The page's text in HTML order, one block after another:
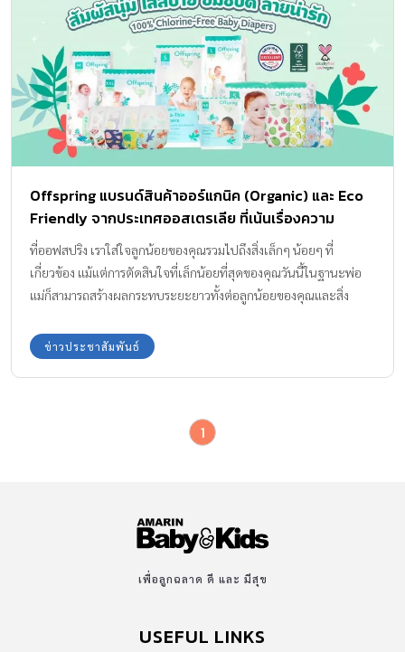
บริโภคหลายชนิดเป็นอันตรายกับสุขภาพ ยิ่งเป็นเด็กเล็กก็ยิ่งมีผลกระ
ทบรุนแรง จึงมีหลายครอบครัวในยุคนี้ที่มีแนวความคิดในการเลือกใช้
ผลิตภัณฑ์ที่ได้การรับรองว่าเป็นมิตรกับสิ่งแวดล้อม หรือ ที่เรียกว่า Eco-
friendly products อย่างไรก็ตาม พ่อแม่หลายคนอาจคิดว่า อะไรที่เป็น
มิตรกับสิ่งแวดล้อม มักจับต้องได้ยาก มีราคาแพง และมีประเภทของ
ผลิตภัณฑ์ที่ไม่หลากหลาย แต่ความจริงแล้วในปัจจุบัน สินค้า Eco-
friendly แบบนี้ มีให้เลือกซื้อมากมายหลายแบบ หลายยี่ห้อ และราคาก็
ไม่แพงอย่างที่คิด พูดง่ายๆ ว่า มีความคุ้มค่ากับเงินที่จ่ายไป เพราะได้
ทั้งสุขภาพที่ดีของลูกและได้รักษ์โลกอีกด้วย หลักการเลือกใช้สินค้า
Eco-friendly แล้วคุณพ่อคุณแม่จะรู้ได้อย่างไรว่า สินค้าไหน แบบใด
คือ Eco-friendly ที่แท้จริง ตามมาดูหลักการง่ายๆ ในการพิจารณากันค่ะ
1. เลือกใช้ผลิตภัณฑ์ที่อ่อนโยนกับเด็ก ไร้สารเคมีอันตราย […]
Offspring แบรนด์สินค้าออร์แกนิค (Organic) และ Eco
Friendly จากประเทศออสเตรเลีย ที่เน้นเรื่องความ
ปลอดภัย ปลอดสารพิษ เป็นมิตรต่อสิ่งแวดล้อม Eco-
Friendly และไม่ทดลองกับสัตว์ Little Things Matter
(สิ่งเล็กๆ ก้อมีความสำคัญ)
ที่ออฟสปริง เราใส่ใจลูกน้อยของคุณรวมไปถึงสิ่งเล็กๆ น้อยๆ ที่
เกี่ยวข้อง แม้แต่การตัดสินใจที่เล็กน้อยที่สุดของคุณวันนี้ในฐานะพ่อ
แม่ก็สามารถสร้างผลกระทบระยะยาวทั้งต่อลูกน้อยของคุณและสิ่ง
แคร์ออร์แกนิก หรือผ้าอ้อมที่เป็นมิตรต่อสิ่งแวดล้อมนั้นสำคัญมากกว่าที่
คุณคิด นี่เป็นเหตุผลที่ทุกการตัดสินใจของเราในฐานะแบรนด์ – ตั้งแต่
เด็ก พ่อแม่ และธรรมชาติ เราไม่สามารถเปลี่ยนโลกได้ภายในพริบตา
เด็กสำเร็จรูปเด็ก เกรด Super Premium มาจำหน่ายในประเทศไทย
โดยผ้าอ้อมมีคุณสมบัติดังต่อไปนี้ ผลิตจาก เยื่อไม้ที่มีความยั่งยืนผ่าน
การรับรองจาก FSC ประเทศสหรัฐอเมริกา ปลอดสารคลอรีนและสาร
อันตรายอื่นๆ เมื่อคุณพ่อคุณแม่ได้ซื้อผ้าอ้อม Offspring เท่ากับร่วม
ตะกั่วและโลหะหนัก ผ่านการรับรองจาก FDA ประเทศสหรัฐอเมริกา
ข่าวประชาสัมพันธ์
1
เพื่อลูกฉลาด ดี และ มีสุข
USEFUL LINKS